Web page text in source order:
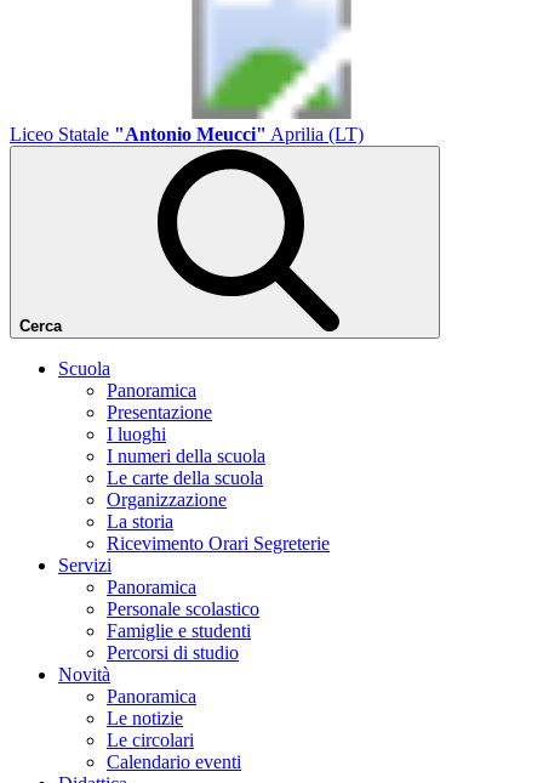
Liceo Statale "Antonio Meucci" Aprilia (LT)
Cerca
Scuola
Panoramica
Presentazione
I luoghi
I numeri della scuola
Le carte della scuola
Organizzazione
La storia
Ricevimento Orari Segreterie
Servizi
Panoramica
Personale scolastico
Famiglie e studenti
Percorsi di studio
Novità
Panoramica
Le notizie
Le circolari
Calendario eventi